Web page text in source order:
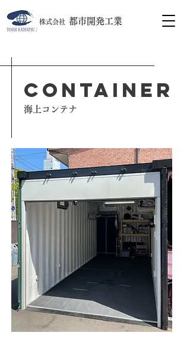
株式会社 都市開発工業
CONTAINER
​海上コンテナ